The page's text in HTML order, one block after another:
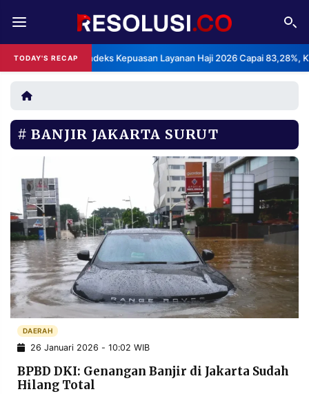
TODAY'S RECAP
BPS: Indeks Kepuasan Layanan Haji 2026 Capai 83,28%,
REDAKSI TENTANG
RESOLUSI IKLAN
RUBRIKASI
EDITORIAL
FINANSIA
DAERAH NASIONAL
MANCA SPORT
INFORMASI
PRIVACY
POLICY
BERITA
WARGA
INFORMASI
IKLAN
KIRIM
PENGADUAN TERM
BANJIR JAKARTA SURUT
DAERAH
26 Januari 2026 - 10:02 WIB
BPBD DKI: Genangan Banjir di Jakarta Sudah
Hilang Total